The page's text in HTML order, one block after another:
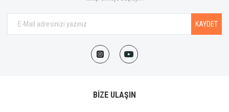
KAYDET
BİZE ULAŞIN